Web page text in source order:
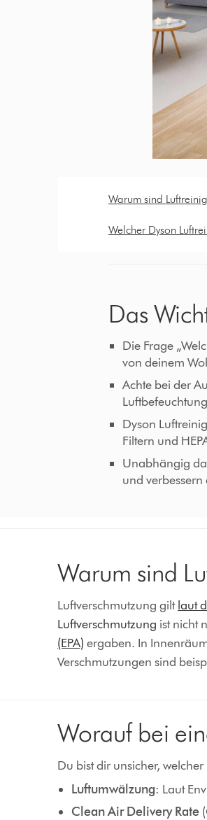
Warum sind
Welcher Dyson
Das
Die Frage
von deinem
Achte bei der
Dyson
Filtern und
Unabhängig
und
Warum sind
Luftverschmutzung giltlaut
Luftverschmutzung ist nicht
(EPA) ergaben. In
Verschmutzungen sind
Worauf bei
Du bist dir unsicher,
Luftumwälzung: Laut
Clean Air Delivery Rate